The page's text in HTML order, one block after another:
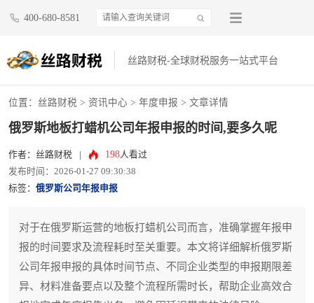
400-680-8581
丝路财税-全球财税服务一站式平台
位置： 丝路财税 > 资讯中心 > 年度申报 > 文章详情
俄罗斯地板打蜡机公司年报申报的时间,要多久呢
作者：丝路财税 198人看过
发布时间：2026-01-27 09:30:38
标签： 俄罗斯公司年报申报
对于在俄罗斯运营的地板打蜡机公司而言，准确掌握年报申
报的时间要求及流程耗时至关重要。本文将详细解析俄罗斯
公司年报申报的具体时间节点、不同企业类型的申报期限差
异、材料准备要点以及整个流程所需时长，帮助企业高效合